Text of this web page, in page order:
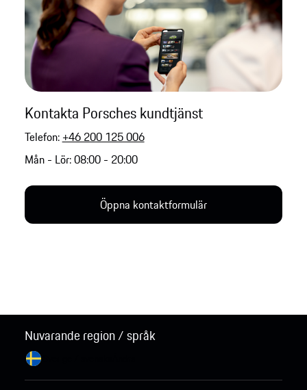
Kontakta Porsches kundtjänst
Telefon: +46 200 125 006
Mån - Lör: 08:00 - 20:00
Öppna kontaktformulär
Nuvarande region / språk